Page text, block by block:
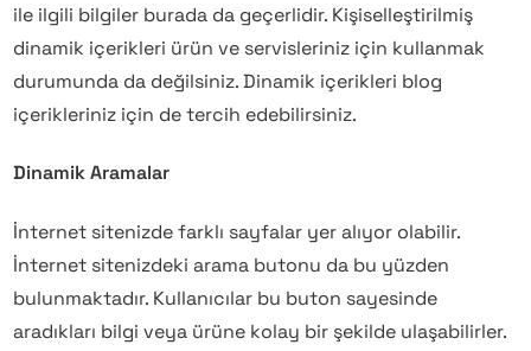
ile ilgili bilgiler burada da geçerlidir. Kişiselleştirilmiş
dinamik içerikleri ürün ve servisleriniz için kullanmak
durumunda da değilsiniz. Dinamik içerikleri blog
içerikleriniz için de tercih edebilirsiniz.
Dinamik Aramalar
İnternet sitenizde farklı sayfalar yer alıyor olabilir.
İnternet sitenizdeki arama butonu da bu yüzden
bulunmaktadır. Kullanıcılar bu buton sayesinde
aradıkları bilgi veya ürüne kolay bir şekilde ulaşabilirler.